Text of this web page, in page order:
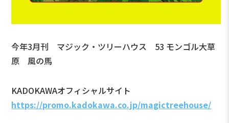
今年3月刊 マジック・ツリーハウス 53 モンゴル大草
原 風の馬
KADOKAWAオフィシャルサイト
https://promo.kadokawa.co.jp/magictreehouse/